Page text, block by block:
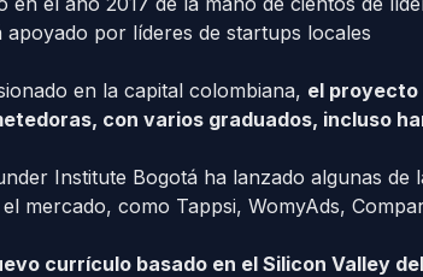
apoyado por líderes de startups locales
en la capital colombiana, el proyecto
con varios graduados, incluso
Institute Bogotá ha lanzado algunas de
mercado, como Tappsi, WomyAds,
currículo basado en el Silicon Valley